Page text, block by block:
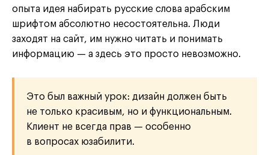
опыта идея набирать русские слова арабским
шрифтом абсолютно несостоятельна. Люди
заходят на сайт, им нужно читать и понимать
информацию — а здесь это просто невозможно.
Это был важный урок: дизайн должен быть
не только красивым, но и функциональным.
Клиент не всегда прав — особенно
в вопросах юзабилити.